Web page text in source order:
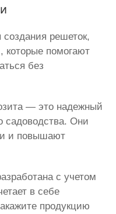
решеток,
которые помогают
без
— это надежный
садоводства. Они
и повышают
с учетом
в себе
продукцию